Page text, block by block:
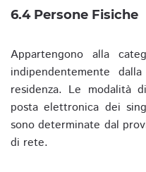
6.4 Persone Fisiche
Appartengono alla
indipendentemente
residenza. Le modalità
posta elettronica dei
sono determinate dal
di rete.